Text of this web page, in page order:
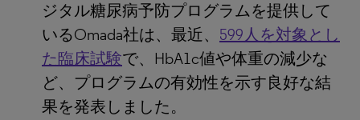
ジタル糖尿病予防プログラムを提供して
いるOmada社は、最近、 599人を対象とし
た臨床試験で、HbA1c値や体重の減少な
ど、プログラムの有効性を示す良好な結
果を発表しました。